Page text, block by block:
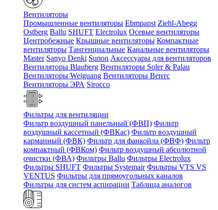
Вентиляторы
Промышленные вентиляторы Ebmpapst Ziehl-Abegg
Ostberg Ballu SHUFT Electrolux Осевые вентиляторы
Центробежные Крышные вентиляторы Компактные
вентиляторы Тангенциальные Канальные вентиляторы
Master Sanyo Denki Sunon Аксессуары для вентиляторов
Вентиляторы Blauberg Вентиляторы Soler & Palau
Вентиляторы Weiguang Вентиляторы Вентс
Вентиляторы ЭРА Sirocco
Фильтры для вентиляции
Фильтр воздушный панельный (ФВП) Фильтр
воздушный кассетный (ФВКас) Фильтр воздушный
карманный (ФВК) Фильтр для фанкойла (ФВФ) Фильтр
компактный (ФВКом) Фильтр воздушный абсолютной
очистки (ФВА) Фильтры Ballu Фильтры Electrolux
Фильтры SHUFT Фильтры Systemair Фильтры VTS VS
VENTUS Фильтры для прямоугольных каналов
Фильтры для систем аспирации Таблица аналогов